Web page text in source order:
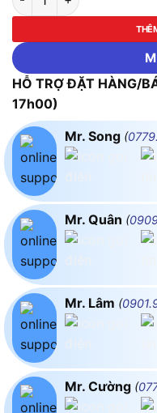
HỖ TRỢ ĐẶT HÀNG/
17h00)
Mr. Song (
Mr. Quân (
Mr. Lâm (
Mr. Cường (